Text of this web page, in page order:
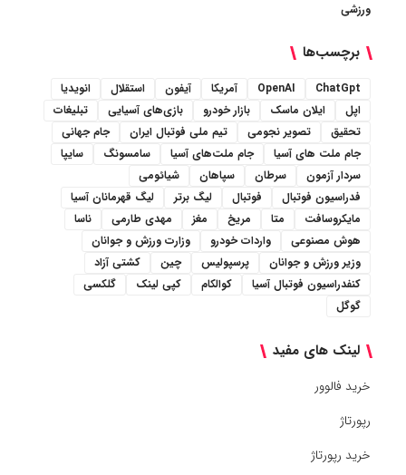
ورزشی
برچسب‌ها
ChatGpt
OpenAI آمریکا آیفون استقلال
انویدیا
اپل
ایلان ماسک بازار خودرو بازی‌های آسیایی
تبلیغات
تحقیق
تصویر نجومی تیم ملی فوتبال ایران
جام جهانی
جام ملت های آسیا
جام ملت‌های آسیا سامسونگ
سایپا
سردار آزمون
سرطان سپاهان
شیائومی
فدراسیون فوتبال
فوتبال لیگ برتر
لیگ قهرمانان آسیا
مایکروسافت
متا مریخ مغز مهدی طارمی
ناسا
هوش مصنوعی
واردات خودرو
وزارت ورزش و جوانان
وزیر ورزش و جوانان
پرسپولیس چین
کشتی آزاد
کنفدراسیون فوتبال آسیا
کوالکام کپی لینک
گلکسی
گوگل
لینک های مفید
خرید فالوور
رپورتاژ
خرید رپورتاژ